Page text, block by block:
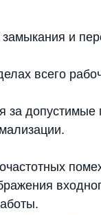
и
всего
за допустимые